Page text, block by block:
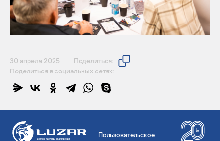
30 апреля 2025
Поделиться:
Поделиться в социальных сетях:
Пользовательское